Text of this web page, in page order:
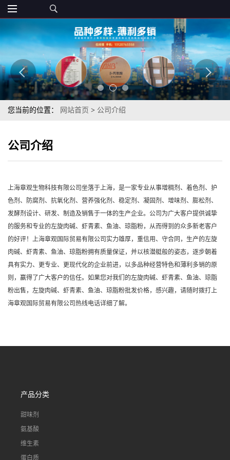
您当前的位置： 网站首页 > 公司介绍
公司介绍
上海章观生物科技有限公司坐落于上海，是一家专业从事增稠剂、着色剂、护
色剂、防腐剂、抗氧化剂、营养强化剂、稳定剂、凝固剂、增味剂、膨松剂、
发酵剂设计、研发、制造及销售于一体的生产企业。公司为广大客户提供诚挚
的服务和专业的左旋肉碱、虾青素、鱼油、琼脂粉，从而得到的众多新老客户
的好评！上海章观国际贸易有限公司实力雄厚，重信用、守合同，生产的左旋
肉碱、虾青素、鱼油、琼脂粉拥有质量保证，并以核潜艇般的姿态，逐步朝着
具有实力、更专业、更现代化的企业前进，以多品种经营特色和薄利多销的原
则，赢得了广大客户的信任。如果您对我们的左旋肉碱、虾青素、鱼油、琼脂
粉出售，左旋肉碱、虾青素、鱼油、琼脂粉批发价格，感兴趣，请随时拨打上
海章观国际贸易有限公司热线电话详细了解。
产品分类
甜味剂
氨基酸
维生素
蛋白质